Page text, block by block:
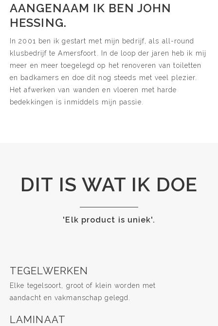
AANGENAAM IK BEN JOHN
HESSING.
In 2001 ben ik gestart met mijn bedrijf, als all-round
klusbedrijf te Amersfoort. In de loop der jaren heb ik mij
meer en meer toegelegd op het renoveren van toiletten
en badkamers en doe dit nog steeds met veel plezier.
Het afwerken van wanden en vloeren met harde
bedekkingen is inmiddels mijn passie.
DIT IS WAT IK DOE
'Elk product is uniek'.
TEGELWERKEN
Elke tegelsoort, groot of klein worden met
aandacht en vakmanschap gelegd.
LAMINAAT